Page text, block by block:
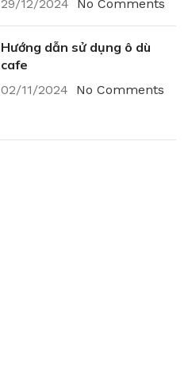
29/12/2024 No Comments
Hướng dẫn sử dụng ô dù
cafe
02/11/2024 No Comments